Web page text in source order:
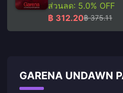
ส่วนลด: 5.0% OFF
฿ 312.20฿ 375.11
GARENA UNDAWN